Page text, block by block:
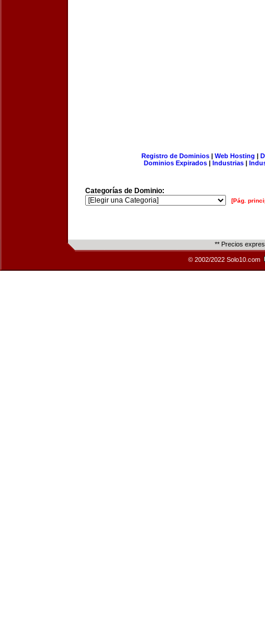
Registro de Dominios| Web Hosting |
Dominios Expirados | Industrias |
Categorías de Dominio:
[Pág.
** Precios
© 2002/2022 Solo10.com